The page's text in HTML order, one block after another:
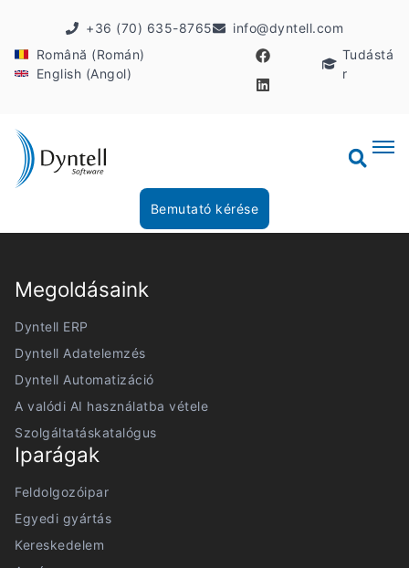
+36 (70) 635-8765
info@dyntell.com
Română (Román)
English (Angol)
Tudástá
r
Bemutató kérése
Megoldásaink
Dyntell ERP
Dyntell Adatelemzés
Dyntell Automatizáció
A valódi AI használatba vétele
Szolgáltatáskatalógus
Iparágak
Feldolgozóipar
Egyedi gyártás
Kereskedelem